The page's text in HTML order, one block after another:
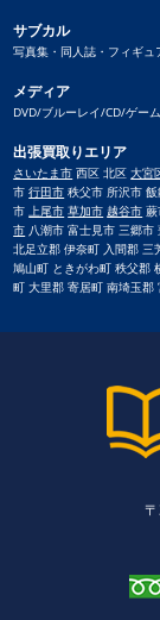
サブカル
写真集・同人誌・フィギュ
メディア
DVD/ブルーレイ/CD/ゲーム
出張買取りエリア
さいたま市 西区 北区大宮
市行田市 秩父市 所沢市
市 上尾市 草加市 越谷市
市 八潮市 富士見市 三郷
北足立郡 伊奈町 入間郡 三
鳩山町 ときがわ町 秩父郡
町 大里郡 寄居町 南埼玉郡